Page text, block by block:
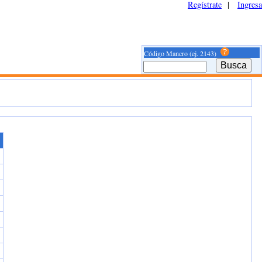
Regístrate | Ingresa
Código Mancro (ej. 2143)